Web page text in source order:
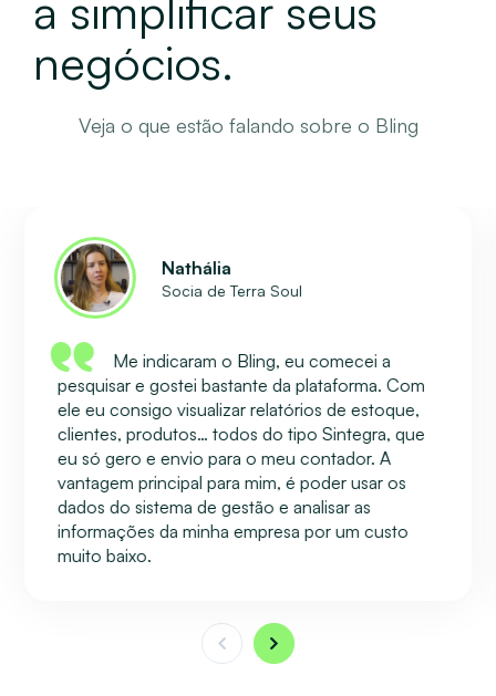
negócios.
Veja o que estão falando sobre o Bling
Nathália
Socia de Terra Soul
Me indicaram o Bling, eu comecei a
pesquisar e gostei bastante da plataforma. Com
ele eu consigo visualizar relatórios de estoque,
clientes, produtos… todos do tipo Sintegra, que
eu só gero e envio para o meu contador. A
vantagem principal para mim, é poder usar os
dados do sistema de gestão e analisar as
informações da minha empresa por um custo
muito baixo.